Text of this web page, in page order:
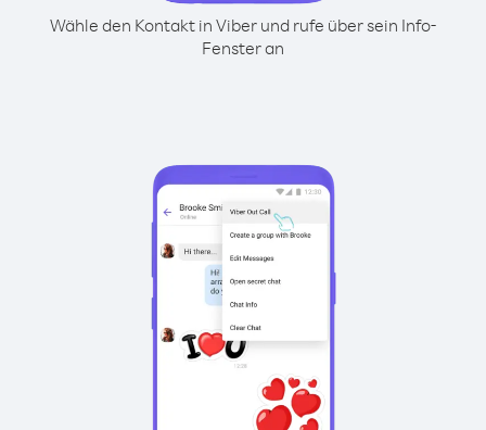
Wähle den Kontakt in Viber und rufe über sein Info-
Fenster an